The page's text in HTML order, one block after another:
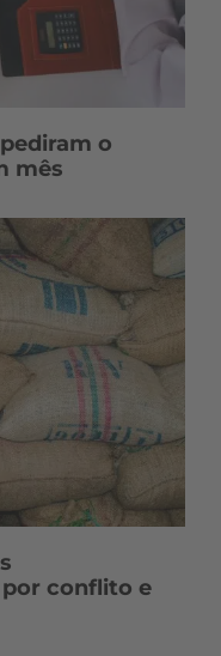
o
mês
conflito e